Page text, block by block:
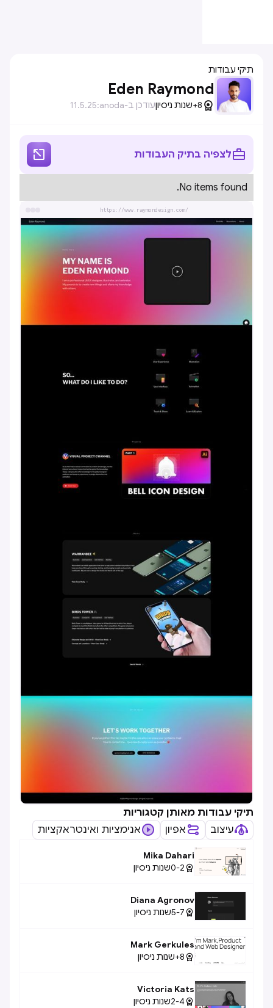
תיקי עבודות
Eden Raymond

8+ שנות ניסיוןעודכן ב-anoda: 11.5.25
לצפיה בתיק העבודות 
No items found.
https://www.raymondesign.com/
תיקי עבודות מאותן קטגוריות
עיצוב
אפיון אנימציות ואינטראקציות
Mika Dahari

0-2שנות ניסיון
Diana Agronov

5-7שנות ניסיון
Mark Gerkules

8+ שנות ניסיון
Victoria Kats

2-4שנות ניסיון